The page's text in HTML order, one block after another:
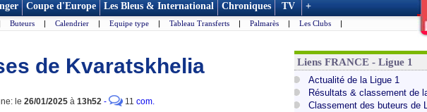
Coupe d'Europe Les Bleus & International Chroniques TV +
Buteurs | Calendrier | Equipe type | Tableau Transferts | Palmarès | Les Clubs |
de Kvaratskhelia
le 26/01/2025 à 13h52 - 11 com.
Liens FRANCE - Ligue 1
Actualité de la Ligue 1
Résultats & classement de
Classement des buteurs de